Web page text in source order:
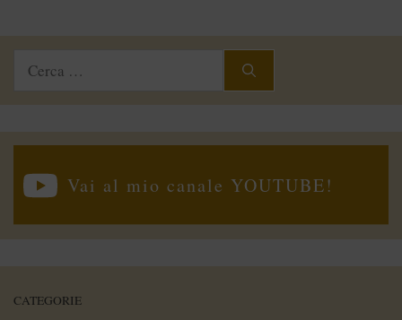
Ricerca
Vai al mio canale YOUTUBE!
CATEGORIE